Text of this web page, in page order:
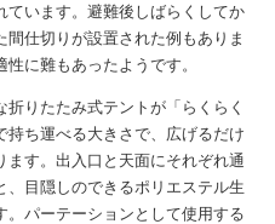
ています。避難後しばらくしてか
仕切りが設置された例もありま
に難もあったようです。
りたたみ式テントが「らくらく
持ち運べる大きさで、広げるだけ
す。出入口と天面にそれぞれ通
目隠しのできるポリエステル生
パーテーションとして使用する